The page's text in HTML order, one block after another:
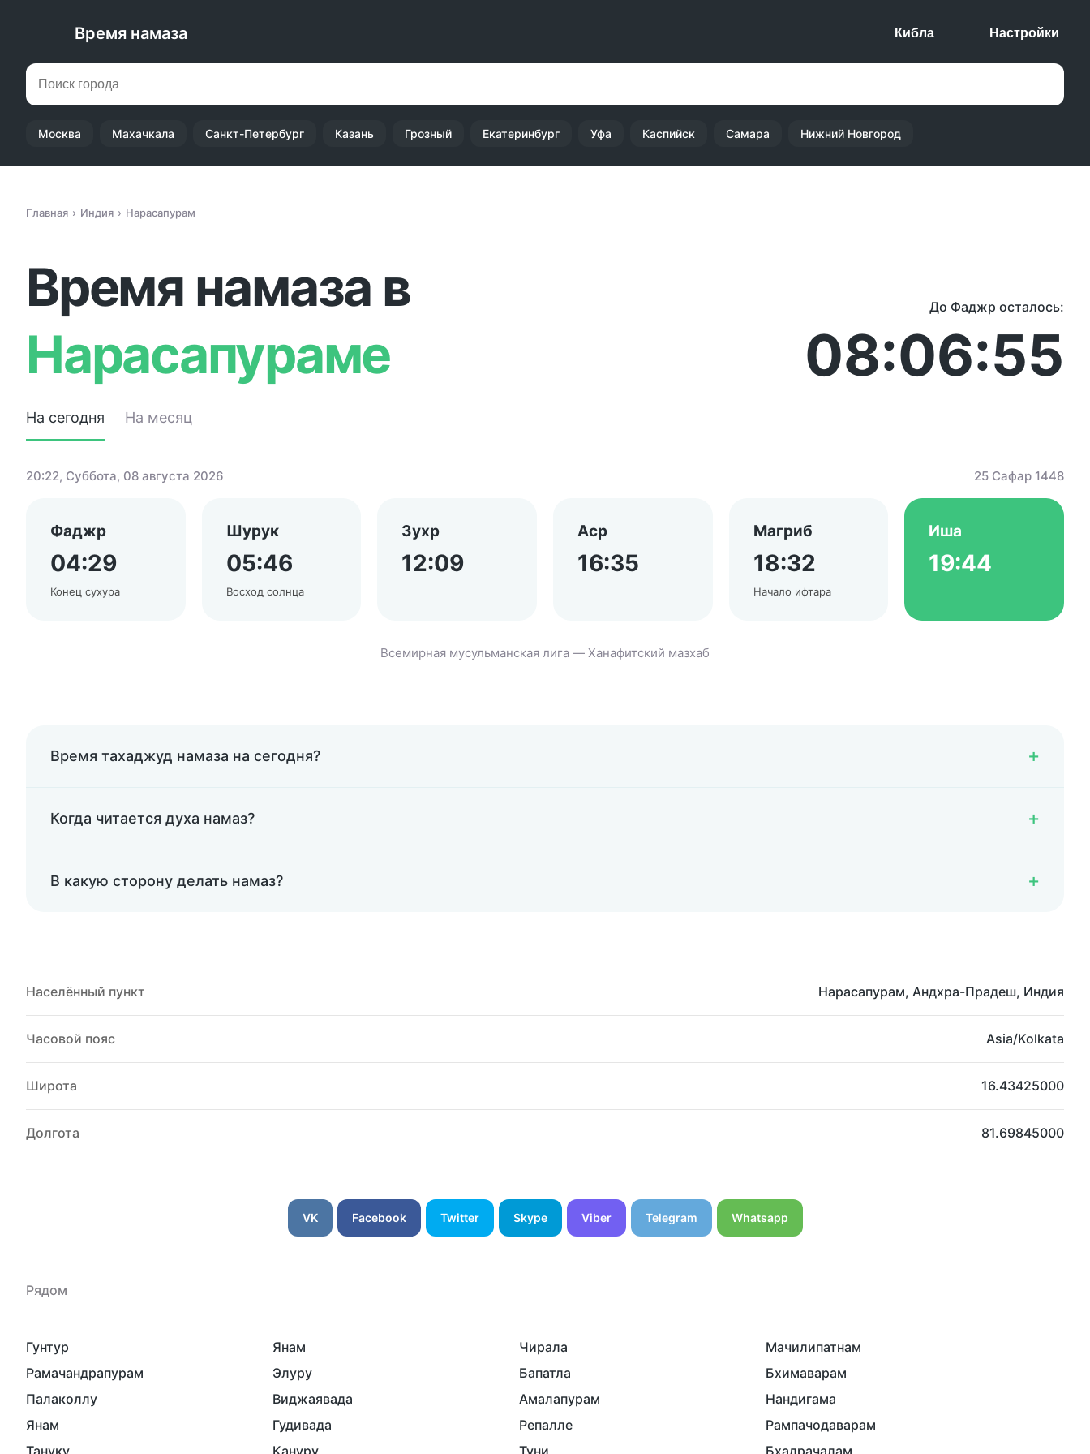
Время намаза Кибла Настройки
Москва Махачкала Санкт-Петербург Казань Грозный Екатеринбург Уфа Каспийск Самара Нижний Новгород
Главная Индия Нарасапурам
Время намаза в
Нарасапураме
До Фаджр осталось:
08:06:55
На сегодня На месяц
20:22, Суббота, 08 августа 2026 25 Сафар 1448
Фаджр
04:29
Конец сухура
Шурук
05:46
Восход солнца
Зухр
12:09
Аср
16:35
Магриб
18:32
Начало ифтара
Иша
19:44
Всемирная мусульманская лига — Ханафитский мазхаб
Время тахаджуд намаза на сегодня?
Когда читается духа намаз?
В какую сторону делать намаз?
Населённый пункт Нарасапурам, Андхра-Прадеш, Индия
Часовой пояс Asia/Kolkata
Широта 16.43425000
Долгота 81.69845000
VK Facebook Twitter Skype Viber Telegram Whatsapp
Рядом
Гунтур Янам Чирала
Мачилипатнам
Рамачандрапурам
Элуру Бапатла
Бхимаварам
Палаколлу
Виджаявада Амалапурам
Нандигама
Янам
Гудивада Репалле
Рампачодаварам
Тануку
Кануру Туни Бхадрачалам